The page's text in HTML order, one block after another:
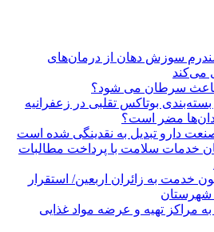
سوزش دهان از درمان‌های
می‌کند
باعث سرطان می شود؟
بوتاکس تقلبی در زعفرانیه
مضر است؟
خدمات سلامت با پرداخت مطالبات
بیش از ۱.۷ میلیون خدمت به زائران اربعین/ استقرار
مراکز تهیه و عرضه مواد غذایی